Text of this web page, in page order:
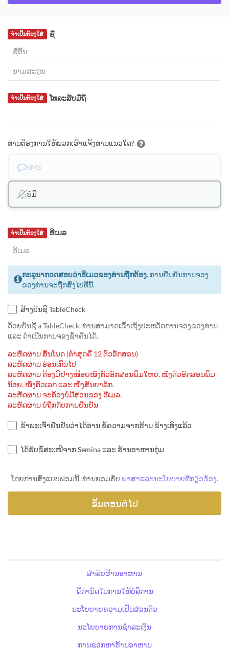
ຊື່
ຈຳເປັນຕ້ອງໃສ່
ໂທລະສັບມືຖື
ຈຳເປັນຕ້ອງໃສ່
ທ່ານຕ້ອງການໃຫ້ພວກເຮົາແຈ້ງທ່ານແນວໃດ?
SMS
ບໍ່ມີ
ອີເມລ
ຈຳເປັນຕ້ອງໃສ່
ກະລຸນາກວດສອບວ່າອີເມວຂອງທ່ານຖືກຕ້ອງ. ການຢືນຢັນການຈອງ
ຂອງທ່ານຈະຖືກສົ່ງໄປທີ່ນີ້.
ສ້າງບັນຊີ TableCheck
ດ້ວຍບັນຊີ a TableCheck, ທ່ານສາມາດເຂົ້າເຖິງປະຫວັດການຈອງຂອງທ່ານ
ແລະ ດຳເນີນການຈອງຊ້ຳຄືນໄດ້.
ລະຫັດຜ່ານ ສັ້ນໂພດ (ຕຳ່ສຸດຄື 12 ຕົວອັກສອນ)
ລະຫັດຜ່ານ ອ່ອນເກີນໄປ
ລະຫັດຜ່ານ ຕ້ອງມີຢ່າງໜ້ອຍໜຶ່ງຕົວອັກສອນພິມໃຫຍ່, ໜຶ່ງຕົວອັກສອນພິມ
ນ້ອຍ, ໜຶ່ງຕົວເລກ ແລະ ໜຶ່ງສັນຍາລັກ.
ລະຫັດຜ່ານ ຈະຕ້ອງບໍ່ມີສ່ວນຂອງ ອີເມລ.
ລະຫັດຜ່ານ ບໍ່ຖືກກັບການຢືນຢັນ
ຂ້າພະເຈົ້າຢືນຢັນວ່າໄດ້ອ່ານ ຂໍ້ຄວາມຈາກຮ້ານ ຂ້າງເທິງແລ້ວ
ໄດ້ຮັບຂໍ້ສະເໜີຈາກ Semina ແລະ ຮ້ານອາຫານກຸ່ມ
ໂດຍການສົ່ງແບບຟອມນີ້, ທ່ານຍອມຮັບ ພາສາແລະນະໂຍບາຍທີ່ກ່ຽວຂ້ອງ.
ສຳລັບຮ້ານອາຫານ
ຂໍ້ກຳນົດໃນການໃຫ້ບໍລິການ
ນະໂຍບາຍຄວາມເປັນສ່ວນຕົວ
ນະໂຍບາຍການຊຳລະເງິນ
ການຊອກຫາຮ້ານອາຫານ